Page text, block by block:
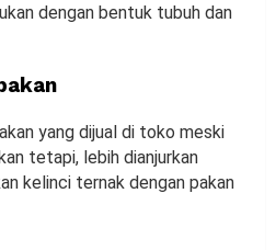
dengan bentuk tubuh dan
yang dijual di toko meski
tetapi, lebih dianjurkan
kelinci ternak dengan pakan